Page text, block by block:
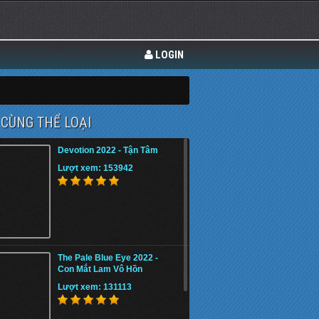
LOGIN
CÙNG THỂ LOẠI
Devotion 2022 - Tận Tâm
Lượt xem: 153942
The Pale Blue Eye 2022 -
Con Mắt Lam Vô Hồn
Lượt xem: 131113